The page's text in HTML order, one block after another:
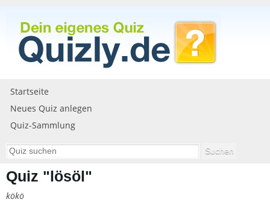
Startseite
Neues Quiz anlegen
Quiz-Sammlung
Quiz "lösöl"
kökö